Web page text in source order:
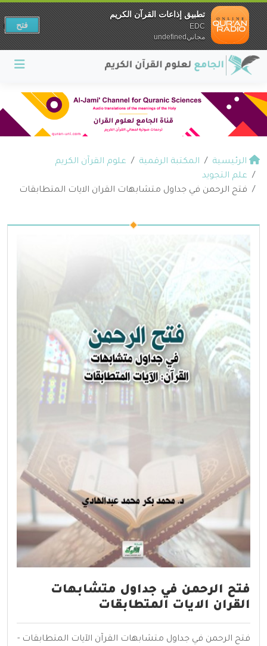
الرئيسية المكتبة الرقمية
علوم القرآن الكريم
علم التجويد
فتح الرحمن في جداول متشابهات القران الايات المتطابقات
فتح الرحمن في جداول متشابهات
القران الايات المتطابقات
فتح الرحمن في جداول متشابهات القرآن الآيات المتطابقات -
تطبيق إذاعات القرآن الكريم
EDC
مجانيundefined
فتح